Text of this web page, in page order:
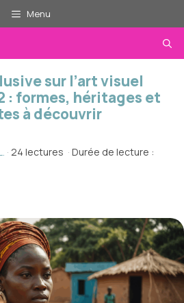
Menu
sur l’art visuel
: formes, héritages et
à découvrir
· 24 lectures · Durée de lecture :